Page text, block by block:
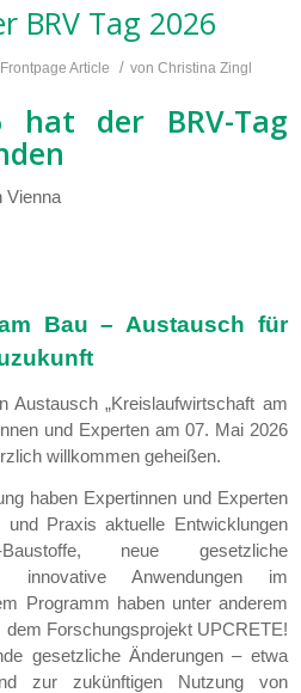
BRV Tag 2026
Frontpage Article / von Christina Zingl
hat der BRV-Tag
Vienna
Bau – Austausch für
Austausch „Kreislaufwirtschaft am
und Experten am 07. Mai 2026
willkommen geheißen.
haben Expertinnen und Experten
Praxis aktuelle Entwicklungen
neue gesetzliche
innovative Anwendungen im
Programm haben unter anderem
dem Forschungsprojekt UPCRETE!
gesetzliche Änderungen – etwa
zur zukünftigen Nutzung von